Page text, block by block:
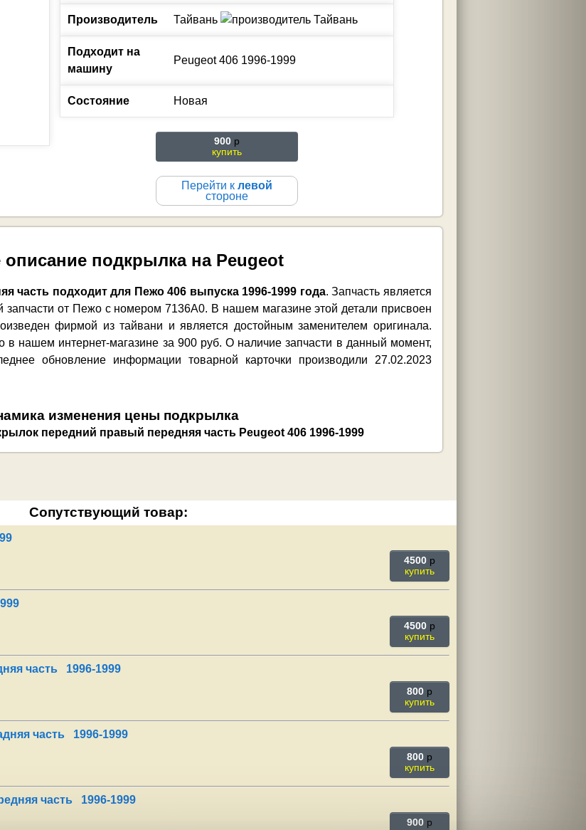
Производитель Тайвань
Подходит на
машину
Peugeot 406 1996-1999
Состояние Новая
900 p
купить
Перейти к левой
стороне
описание подкрылка на Peugeot
часть подходит для Пежо 406 выпуска 1996-1999 года. Запчасть является
запчасти от Пежо с номером 7136A0. В нашем магазине этой детали присвоен
фирмой из тайвани и является достойным заменителем оригинала.
в нашем интернет-магазине за 900 руб. О наличие запчасти в данный момент,
обновление информации товарной карточки производили 27.02.2023
изменения цены подкрылка
Сопутствующий товар:
4500 p
купить
4500 p
купить
часть 1996-1999
800 p
купить
часть 1996-1999
800 p
купить
часть 1996-1999
900 p